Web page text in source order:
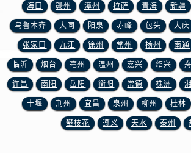
海口 赣州 漳州 拉萨 青海 新疆
乌鲁木齐 大同 阳泉 赤峰 包头 大庆
张家口 九江 徐州 常州 扬州 南通
临沂 烟台 亳州 温州 嘉兴 绍兴
许昌 南阳 岳阳 衡阳 常德 株洲
十堰 荆州 宜昌 泉州 柳州 桂林
攀枝花 遵义 天水 泰州